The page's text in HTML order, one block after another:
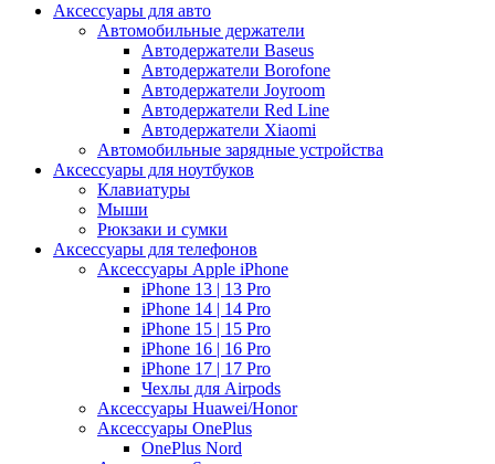
Аксессуары для авто
Автомобильные держатели
Автодержатели Baseus
Автодержатели Borofone
Автодержатели Joyroom
Автодержатели Red Line
Автодержатели Xiaomi
Автомобильные зарядные устройства
Аксессуары для ноутбуков
Клавиатуры
Мыши
Рюкзаки и сумки
Аксессуары для телефонов
Аксессуары Apple iPhone
iPhone 13 | 13 Pro
iPhone 14 | 14 Pro
iPhone 15 | 15 Pro
iPhone 16 | 16 Pro
iPhone 17 | 17 Pro
Чехлы для Airpods
Аксессуары Huawei/Honor
Аксессуары OnePlus
OnePlus Nord